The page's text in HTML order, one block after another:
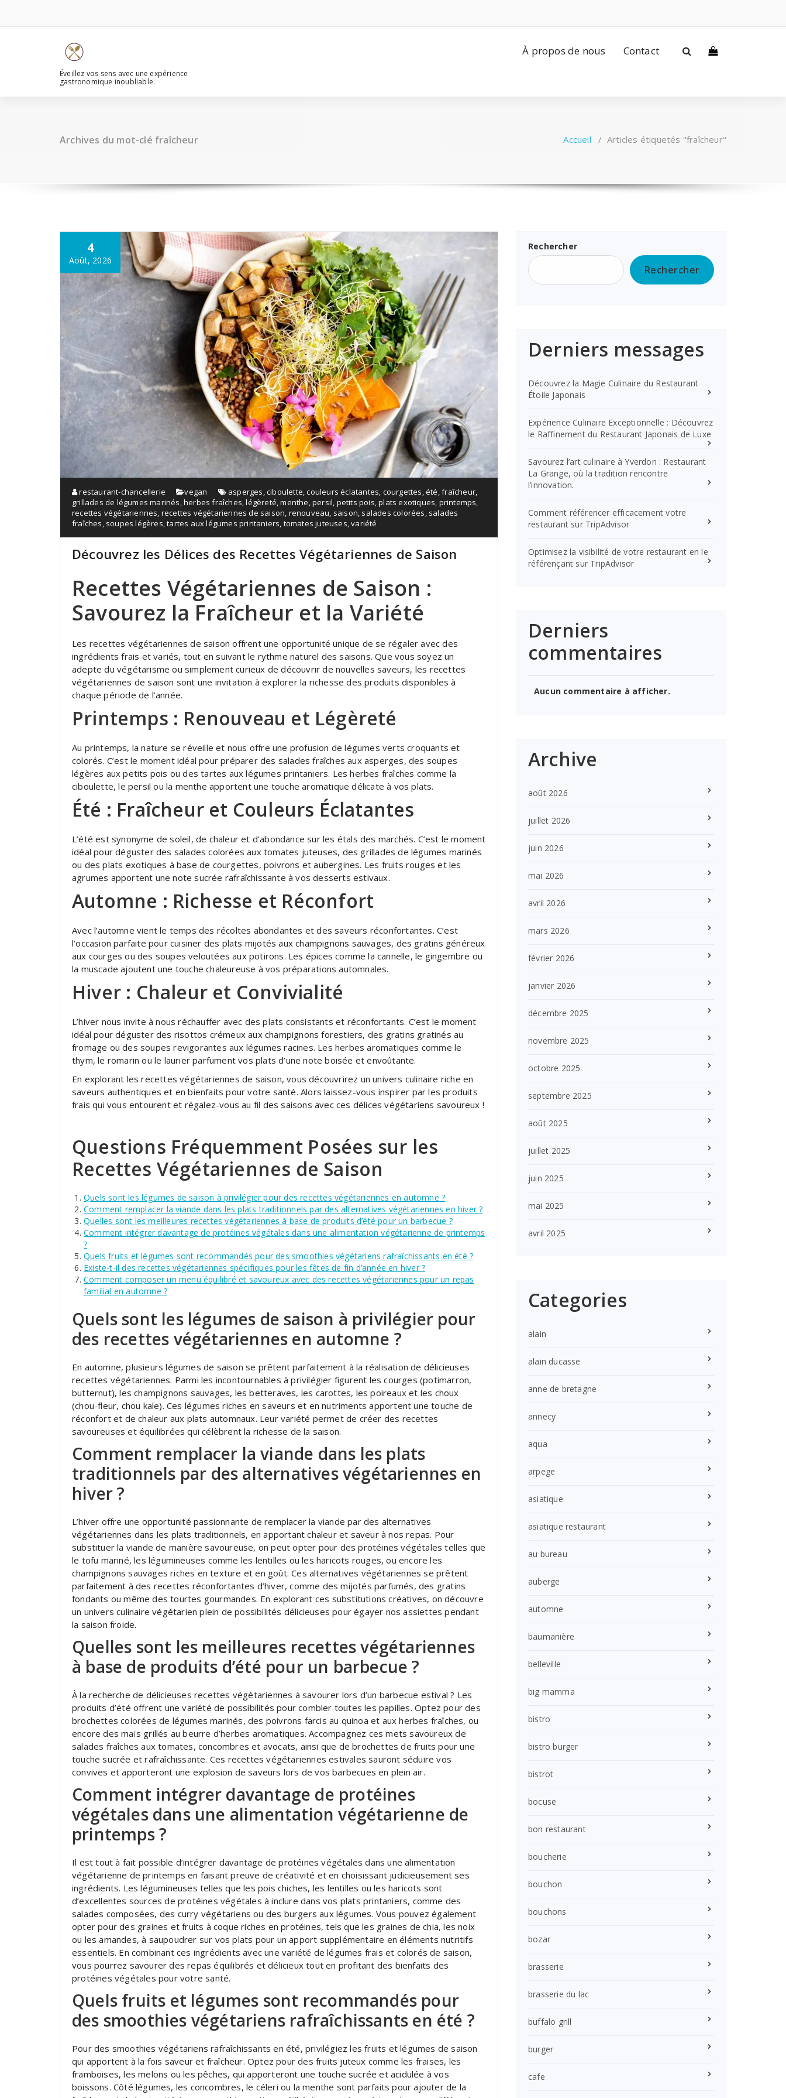
contenu
Éveillez vos sens avec une expérience
gastronomique inoubliable.
À propos de nous Contact
Archives du mot-clé fraîcheur Accueil / Articles étiquetés "fraîcheur"
4
Août, 2026
restaurant-chancellerie vegan asperges,ciboulette,couleurs éclatantes, courgettes,été,fraîcheur,
grillades de légumes marinés,herbes fraîches,légèreté,menthe,persil, petits pois,plats exotiques, printemps,
recettes végétariennes, recettes végétariennes de saison, renouveau, saison, salades colorées, salades
fraîches, soupes légères,tartes aux légumes printaniers, tomates juteuses,variété
Découvrez les Délices des Recettes Végétariennes de Saison
Recettes Végétariennes de Saison :
Savourez la Fraîcheur et la Variété
Les recettes végétariennes de saison offrent une opportunité unique de se régaler avec des
ingrédients frais et variés, tout en suivant le rythme naturel des saisons. Que vous soyez un
adepte du végétarisme ou simplement curieux de découvrir de nouvelles saveurs, les recettes
végétariennes de saison sont une invitation à explorer la richesse des produits disponibles à
chaque période de l’année.
Printemps : Renouveau et Légèreté
Au printemps, la nature se réveille et nous offre une profusion de légumes verts croquants et
colorés. C’est le moment idéal pour préparer des salades fraîches aux asperges, des soupes
légères aux petits pois ou des tartes aux légumes printaniers. Les herbes fraîches comme la
ciboulette, le persil ou la menthe apportent une touche aromatique délicate à vos plats.
Été : Fraîcheur et Couleurs Éclatantes
L’été est synonyme de soleil, de chaleur et d’abondance sur les étals des marchés. C’est le moment
idéal pour déguster des salades colorées aux tomates juteuses, des grillades de légumes marinés
ou des plats exotiques à base de courgettes, poivrons et aubergines. Les fruits rouges et les
agrumes apportent une note sucrée rafraîchissante à vos desserts estivaux.
Automne : Richesse et Réconfort
Avec l’automne vient le temps des récoltes abondantes et des saveurs réconfortantes. C’est
l’occasion parfaite pour cuisiner des plats mijotés aux champignons sauvages, des gratins généreux
aux courges ou des soupes veloutées aux potirons. Les épices comme la cannelle, le gingembre ou
la muscade ajoutent une touche chaleureuse à vos préparations automnales.
Hiver : Chaleur et Convivialité
L’hiver nous invite à nous réchauffer avec des plats consistants et réconfortants. C’est le moment
idéal pour déguster des risottos crémeux aux champignons forestiers, des gratins gratinés au
fromage ou des soupes revigorantes aux légumes racines. Les herbes aromatiques comme le
thym, le romarin ou le laurier parfument vos plats d’une note boisée et envoûtante.
En explorant les recettes végétariennes de saison, vous découvrirez un univers culinaire riche en
saveurs authentiques et en bienfaits pour votre santé. Alors laissez-vous inspirer par les produits
frais qui vous entourent et régalez-vous au fil des saisons avec ces délices végétariens savoureux !
Questions Fréquemment Posées sur les
Recettes Végétariennes de Saison
Quels sont les légumes de saison à privilégier pour des recettes végétariennes en automne ?
Comment remplacer la viande dans les plats traditionnels par des alternatives végétariennes en hiver ?
Quelles sont les meilleures recettes végétariennes à base de produits d’été pour un barbecue ?
Comment intégrer davantage de protéines végétales dans une alimentation végétarienne de printemps
?
Quels fruits et légumes sont recommandés pour des smoothies végétariens rafraîchissants en été ?
Existe-t-il des recettes végétariennes spécifiques pour les fêtes de fin d’année en hiver ?
Comment composer un menu équilibré et savoureux avec des recettes végétariennes pour un repas
familial en automne ?
Quels sont les légumes de saison à privilégier pour
des recettes végétariennes en automne ?
En automne, plusieurs légumes de saison se prêtent parfaitement à la réalisation de délicieuses
recettes végétariennes. Parmi les incontournables à privilégier figurent les courges (potimarron,
butternut), les champignons sauvages, les betteraves, les carottes, les poireaux et les choux
(chou-fleur, chou kale). Ces légumes riches en saveurs et en nutriments apportent une touche de
réconfort et de chaleur aux plats automnaux. Leur variété permet de créer des recettes
savoureuses et équilibrées qui célèbrent la richesse de la saison.
Comment remplacer la viande dans les plats
traditionnels par des alternatives végétariennes en
hiver ?
L’hiver offre une opportunité passionnante de remplacer la viande par des alternatives
végétariennes dans les plats traditionnels, en apportant chaleur et saveur à nos repas. Pour
substituer la viande de manière savoureuse, on peut opter pour des protéines végétales telles que
le tofu mariné, les légumineuses comme les lentilles ou les haricots rouges, ou encore les
champignons sauvages riches en texture et en goût. Ces alternatives végétariennes se prêtent
parfaitement à des recettes réconfortantes d’hiver, comme des mijotés parfumés, des gratins
fondants ou même des tourtes gourmandes. En explorant ces substitutions créatives, on découvre
un univers culinaire végétarien plein de possibilités délicieuses pour égayer nos assiettes pendant
la saison froide.
Quelles sont les meilleures recettes végétariennes
à base de produits d’été pour un barbecue ?
À la recherche de délicieuses recettes végétariennes à savourer lors d’un barbecue estival ? Les
produits d’été offrent une variété de possibilités pour combler toutes les papilles. Optez pour des
brochettes colorées de légumes marinés, des poivrons farcis au quinoa et aux herbes fraîches, ou
encore des maïs grillés au beurre d’herbes aromatiques. Accompagnez ces mets savoureux de
salades fraîches aux tomates, concombres et avocats, ainsi que de brochettes de fruits pour une
touche sucrée et rafraîchissante. Ces recettes végétariennes estivales sauront séduire vos
convives et apporteront une explosion de saveurs lors de vos barbecues en plein air.
Comment intégrer davantage de protéines
végétales dans une alimentation végétarienne de
printemps ?
Il est tout à fait possible d’intégrer davantage de protéines végétales dans une alimentation
végétarienne de printemps en faisant preuve de créativité et en choisissant judicieusement ses
ingrédients. Les légumineuses telles que les pois chiches, les lentilles ou les haricots sont
d’excellentes sources de protéines végétales à inclure dans vos plats printaniers, comme des
salades composées, des curry végétariens ou des burgers aux légumes. Vous pouvez également
opter pour des graines et fruits à coque riches en protéines, tels que les graines de chia, les noix
ou les amandes, à saupoudrer sur vos plats pour un apport supplémentaire en éléments nutritifs
essentiels. En combinant ces ingrédients avec une variété de légumes frais et colorés de saison,
vous pourrez savourer des repas équilibrés et délicieux tout en profitant des bienfaits des
protéines végétales pour votre santé.
Quels fruits et légumes sont recommandés pour
des smoothies végétariens rafraîchissants en été ?
Pour des smoothies végétariens rafraîchissants en été, privilégiez les fruits et légumes de saison
qui apportent à la fois saveur et fraîcheur. Optez pour des fruits juteux comme les fraises, les
framboises, les melons ou les pêches, qui apporteront une touche sucrée et acidulée à vos
boissons. Côté légumes, les concombres, le céleri ou la menthe sont parfaits pour ajouter de la
Rechercher
Rechercher
Derniers messages
Découvrez la Magie Culinaire du Restaurant
Étoile Japonais
Expérience Culinaire Exceptionnelle : Découvrez
le Raffinement du Restaurant Japonais de Luxe
Savourez l’art culinaire à Yverdon : Restaurant
La Grange, où la tradition rencontre
l’innovation.
Comment référencer efficacement votre
restaurant sur TripAdvisor
Optimisez la visibilité de votre restaurant en le
référençant sur TripAdvisor
Derniers
commentaires
Aucun commentaire à afficher.
Archive
août 2026
juillet 2026
juin 2026
mai 2026
avril 2026
mars 2026
février 2026
janvier 2026
décembre 2025
novembre 2025
octobre 2025
septembre 2025
août 2025
juillet 2025
juin 2025
mai 2025
avril 2025
Categories
alain
alain ducasse
anne de bretagne
annecy
aqua
arpege
asiatique
asiatique restaurant
au bureau
auberge
automne
baumanière
belleville
big mamma
bistro
bistro burger
bistrot
bocuse
bon restaurant
boucherie
bouchon
bouchons
bozar
brasserie
brasserie du lac
buffalo grill
burger
cafe